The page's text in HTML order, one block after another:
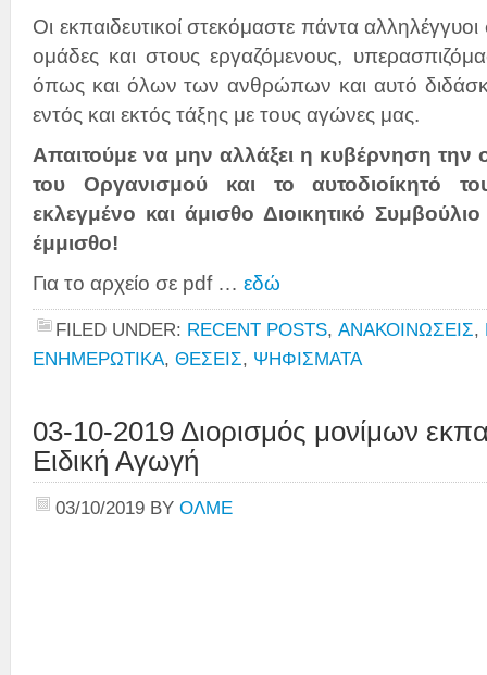
Οι εκπαιδευτικοί στεκόμαστε πάντα αλληλέγγυοι
ομάδες και στους εργαζόμενους,
όπως και όλων των ανθρώπων και αυτό
εντός και εκτός τάξης με τους αγώνες μας.
Απαιτούμε να μην αλλάξει η κυβέρνηση την
του Οργανισμού και το αυτοδιοίκητό
εκλεγμένο και άμισθο Διοικητικό
έμμισθο!
Για το αρχείο σε pdf … εδώ
FILED UNDER: RECENT POSTS, ΑΝΑΚΟΙΝΩΣΕΙΣ,
ΕΝΗΜΕΡΩΤΙΚΑ, ΘΕΣΕΙΣ, ΨΗΦΙΣΜΑΤΑ
03-10-2019 Διορισμός μονίμων
Ειδική Αγωγή
03/10/2019 BY ΟΛΜΕ